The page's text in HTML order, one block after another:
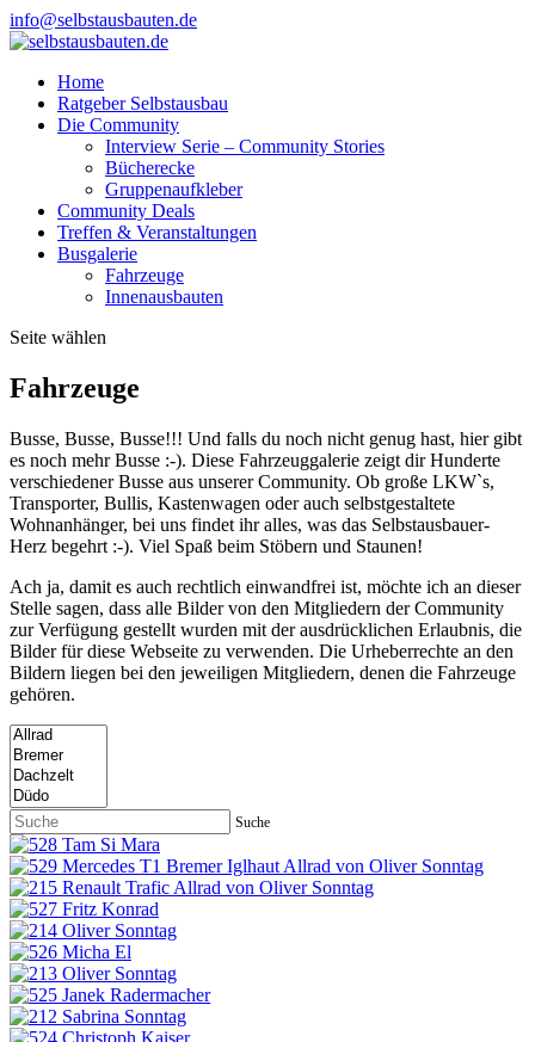
info@selbstausbauten.de
Home
Ratgeber Selbstausbau
Die Community
Interview Serie – Community Stories
Bücherecke
Gruppenaufkleber
Community Deals
Treffen & Veranstaltungen
Busgalerie
Fahrzeuge
Innenausbauten
Seite wählen
Fahrzeuge
Busse, Busse, Busse!!! Und falls du noch nicht genug hast, hier gibt
es noch mehr Busse :-). Diese Fahrzeuggalerie zeigt dir Hunderte
verschiedener Busse aus unserer Community. Ob große LKW`s,
Transporter, Bullis, Kastenwagen oder auch selbstgestaltete
Wohnanhänger, bei uns findet ihr alles, was das Selbstausbauer-
Herz begehrt :-). Viel Spaß beim Stöbern und Staunen!
Ach ja, damit es auch rechtlich einwandfrei ist, möchte ich an dieser
Stelle sagen, dass alle Bilder von den Mitgliedern der Community
zur Verfügung gestellt wurden mit der ausdrücklichen Erlaubnis, die
Bilder für diese Webseite zu verwenden. Die Urheberrechte an den
Bildern liegen bei den jeweiligen Mitgliedern, denen die Fahrzeuge
gehören.
Suche